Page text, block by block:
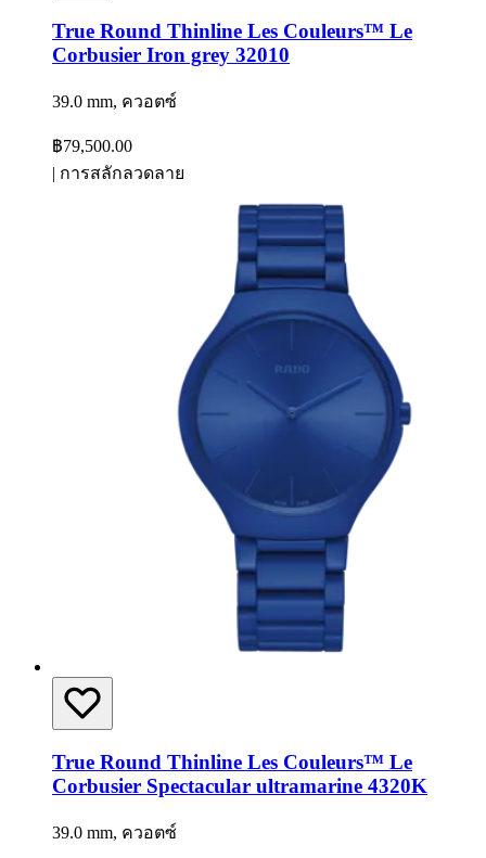
True Round Thinline Les Couleurs™ Le
Corbusier Iron grey 32010
39.0 mm, ควอตซ์
฿79,500.00
| การสลักลวดลาย
True Round Thinline Les Couleurs™ Le
Corbusier Spectacular ultramarine 4320K
39.0 mm, ควอตซ์